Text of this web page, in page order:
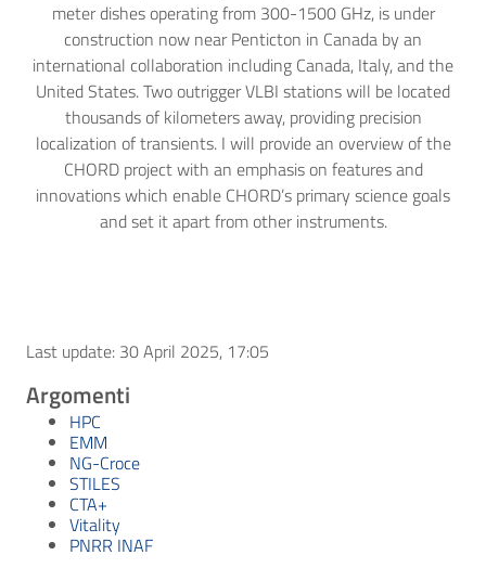
meter dishes operating from 300-1500 GHz, is under
construction now near Penticton in Canada by an
international collaboration including Canada, Italy, and the
United States. Two outrigger VLBI stations will be located
thousands of kilometers away, providing precision
localization of transients. I will provide an overview of the
CHORD project with an emphasis on features and
innovations which enable CHORD’s primary science goals
and set it apart from other instruments.
Last update: 30 April 2025, 17:05
Argomenti
HPC
EMM
NG-Croce
STILES
CTA+
Vitality
PNRR INAF